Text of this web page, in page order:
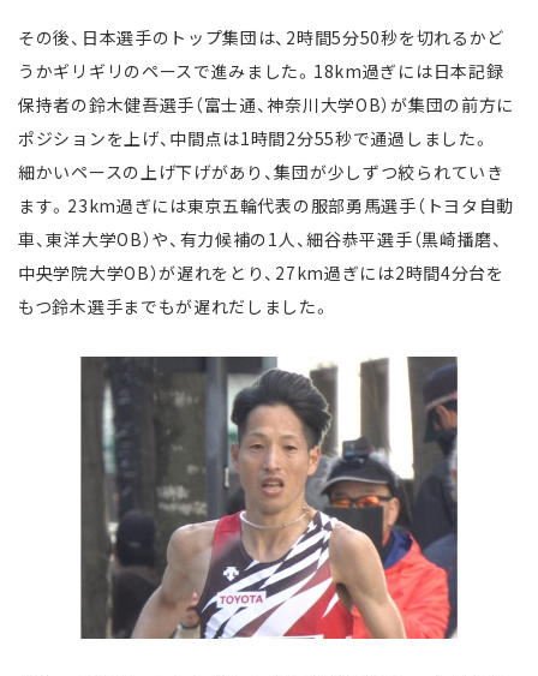
その後、日本選手のトップ集団は、2時間5分50秒を切れるかど
うかギリギリのペースで進みました。18km過ぎには日本記録
保持者の鈴木健吾選手（富士通、神奈川大学OB）が集団の前方に
ポジションを上げ、中間点は1時間2分55秒で通過しました。
細かいペースの上げ下げがあり、集団が少しずつ絞られていき
ます。23km過ぎには東京五輪代表の服部勇馬選手（トヨタ自動
車、東洋大学OB）や、有力候補の1人、細谷恭平選手（黒崎播磨、
中央学院大学OB）が遅れをとり、27km過ぎには2時間4分台を
もつ鈴木選手までもが遅れだしました。